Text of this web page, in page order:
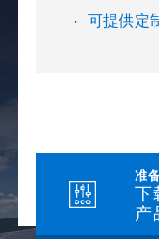
可提供定
准
下
产